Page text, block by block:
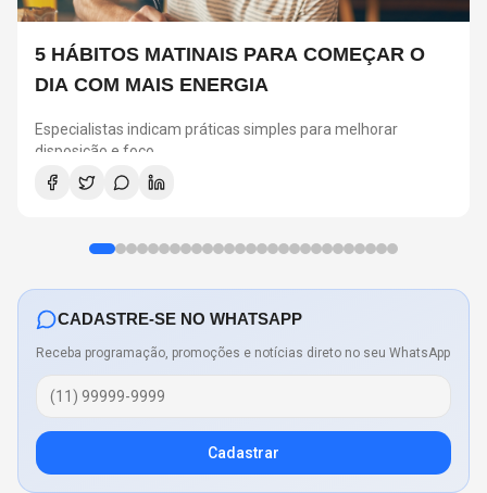
5 HÁBITOS MATINAIS PARA COMEÇAR O
DIA COM MAIS ENERGIA
Especialistas indicam práticas simples para melhorar
disposição e foco
CADASTRE-SE NO WHATSAPP
Receba programação, promoções e notícias direto no seu WhatsApp
Cadastrar